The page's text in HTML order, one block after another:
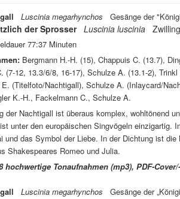
Luscinia megarhynchos Gesänge der
der Sprosser Luscinia luscinia
77:37 Minuten
Bergmann H.-H. (15), Chappuis C. (13.7),
(7-12, 13.3/6/8, 16-17), Schulze A. (13.1-2),
(Titelfoto/Nachtigall), Schulze A. (Inlaycard/
K.-H., Fackelmann C., Schulze A.
der Nachtigall ist überaus komplex, wohltönend
unter den europäischen Singvögeln einzigartig.
und das Symbol der Liebe. In der Dichtung ist
Shakespeares Romeo und Julia.
hochwertige Tonaufnahmen (mp3), PDF-
Luscinia megarhynchos Gesänge der